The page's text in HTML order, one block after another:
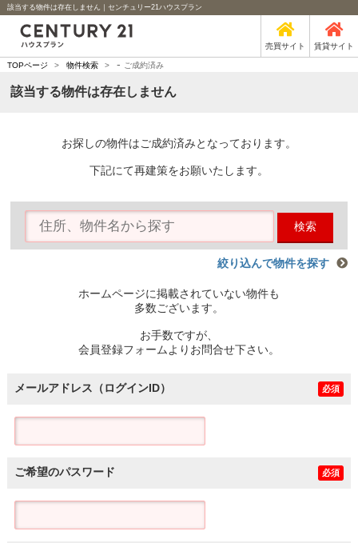
該当する物件は存在しません｜センチュリー21ハウスプラン
売買サイト 賃貸サイト
TOPページ > 物件検索 > - ご成約済み
該当する物件は存在しません
お探しの物件はご成約済みとなっております。
下記にて再建策をお願いたします。
検索
絞り込んで物件を探す
ホームページに掲載されていない物件も
多数ございます。
お手数ですが、
会員登録フォームよりお問合せ下さい。
メールアドレス（ログインID） 必須
ご希望のパスワード 必須